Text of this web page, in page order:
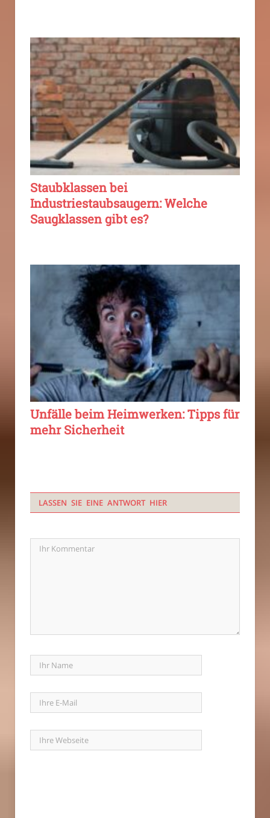
Staubklassen bei
Industriestaubsaugern: Welche
Saugklassen gibt es?
Unfälle beim Heimwerken: Tipps für
mehr Sicherheit
LASSEN SIE EINE ANTWORT HIER